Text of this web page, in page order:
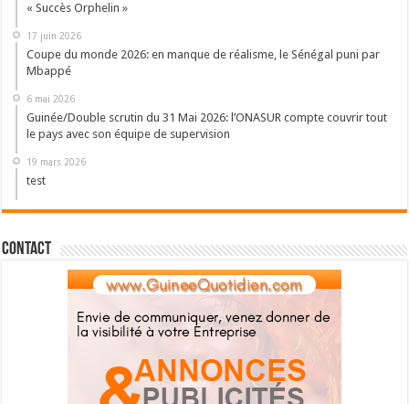
« Succès Orphelin »
17 juin 2026
Coupe du monde 2026: en manque de réalisme, le Sénégal puni par
Mbappé
6 mai 2026
Guinée/Double scrutin du 31 Mai 2026: l’ONASUR compte couvrir tout
le pays avec son équipe de supervision
19 mars 2026
test
Contact